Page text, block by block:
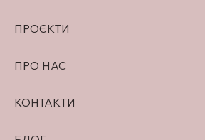
ПРОЄКТИ
ПРО НАС
КОНТАКТИ